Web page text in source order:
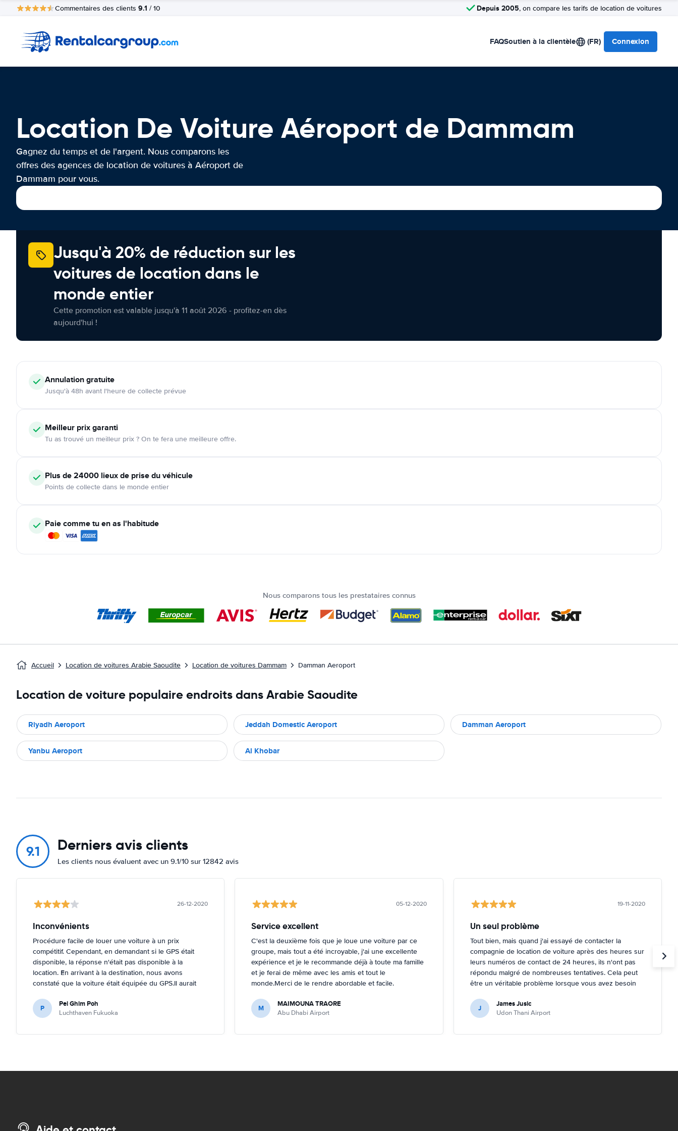
Commentaires des clients 9.1 / 10 Depuis 2005, on compare les tarifs de location de voitures
FAQSoutien à la clientèle (FR) Connexion
Location De Voiture Aéroport de Dammam
Gagnez du temps et de l'argent. Nous comparons les
offres des agences de location de voitures à Aéroport de
Dammam pour vous.
Jusqu'à 20% de réduction sur les
voitures de location dans le
monde entier
Cette promotion est valable jusqu'à 11 août 2026 - profitez-en dès
aujourd'hui !
Annulationgratuite
Jusqu'à 48h avant l'heure de collecte prévue
Meilleur prix garanti
Tu as trouvé un meilleur prix ? On te fera une meilleure offre.
Plus de 24000 lieux de prise du véhicule
Points de collecte dans le monde entier
Paie comme tu en as l'habitude
Nous comparons tous les prestataires connus
Accueil Location de voitures Arabie Saoudite Location de voitures Dammam Damman Aeroport
Location de voiture populaire endroits dans Arabie Saoudite
Riyadh Aeroport Jeddah Domestic Aeroport Damman Aeroport
Yanbu Aeroport Al Khobar
9.1 Derniers avis clients
Les clients nous évaluent avec un 9.1/10 sur 12842 avis
26-12-2020
Inconvénients
Procédure facile de louer une voiture à un prix
compétitif. Cependant, en demandant si le GPS était
disponible, la réponse n'était pas disponible à la
location. En arrivant à la destination, nous avons
constaté que la voiture était équipée du GPS.Il aurait
il était nécessaire de naviguer sur les routes
japonaises.
P Pei Ghim Poh
Luchthaven Fukuoka
05-12-2020
Service excellent
C'est la deuxième fois que je loue une voiture par ce
groupe, mais tout a été incroyable, j'ai une excellente
expérience et je le recommande déjà à toute ma famille
et je ferai de même avec les amis et tout le
monde.Merci de le rendre abordable et facile.
M MAIMOUNA TRAORE
Abu Dhabi Airport
19-11-2020
Un seul problème
Tout bien, mais quand j'ai essayé de contacter la
compagnie de location de voiture après des heures sur
leurs numéros de contact de 24 heures, ils n'ont pas
répondu malgré de nombreuses tentatives. Cela peut
être un véritable problème lorsque vous avez besoin
J James Jusic
Udon Thani Airport